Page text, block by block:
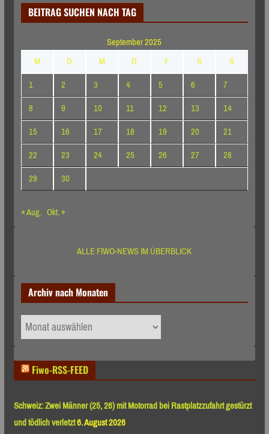
BEITRAG SUCHEN NACH TAG
September 2025
M
D M D F S
S
1
2 3 4 5 6
7
8
9 10 11 12 13
14
15
16 17 18 19 20
21
22
23 24 25 26 27
28
29
30
« Aug. Okt. »
ALLE FIWO-NEWS IM ÜBERBLICK
Archiv nach Monaten
Archiv
nach
Fiwo-RSS-FEED
Schweiz: Zwei Männer (25, 26) mit Motorrad bei Rastplatzzufahrt gestürzt
und tödlich verletzt6. August 2026